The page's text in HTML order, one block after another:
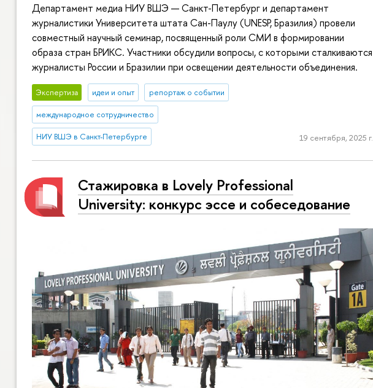
Департамент медиа НИУ ВШЭ — Санкт-Петербург и департамент
журналистики Университета штата Сан-Паулу (UNESP, Бразилия) провели
совместный научный семинар, посвященный роли СМИ в формировании
образа стран БРИКС. Участники обсудили вопросы, с которыми сталкиваются
журналисты России и Бразилии при освещении деятельности объединения.
Экспертиза идеи и опыт репортаж о событии
международное сотрудничество
НИУ ВШЭ в Санкт-Петербурге 19 сентября, 2025 г.
Стажировка в Lovely Professional
University: конкурс эссе и собеседование